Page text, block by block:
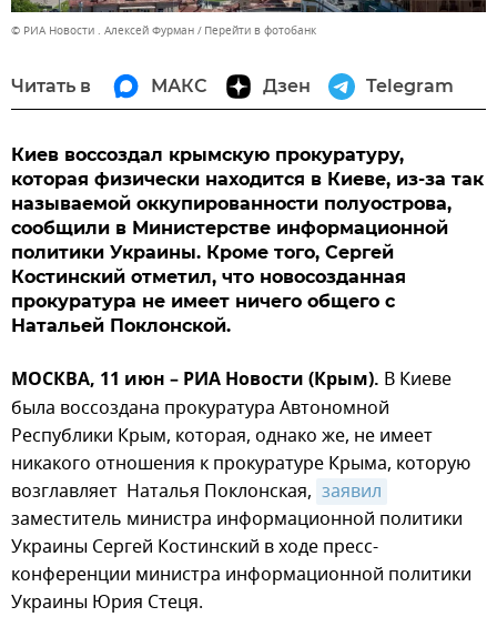
© РИА Новости . Алексей Фурман Перейти в фотобанк
Читать в МАКС Дзен Telegram
Киев воссоздал крымскую прокуратуру,
которая физически находится в Киеве, из-за так
называемой оккупированности полуострова,
сообщили в Министерстве информационной
политики Украины. Кроме того, Сергей
Костинский отметил, что новосозданная
прокуратура не имеет ничего общего с
Натальей Поклонской.
МОСКВА, 11 июн – РИА Новости (Крым). В Киеве
была воссоздана прокуратура Автономной
Республики Крым, которая, однако же, не имеет
никакого отношения к прокуратуре Крыма, которую
возглавляет Наталья Поклонская, заявил
заместитель министра информационной политики
Украины Сергей Костинский в ходе пресс-
конференции министра информационной политики
Украины Юрия Стеця.